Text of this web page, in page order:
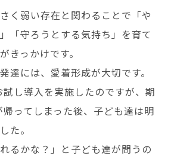
く弱い存在と関わることで「や
「守ろうとする気持ち」を育て
きっかけです。
達には、愛着形成が大切です。
し導入を実施したのですが、期
ってしまった後、子ども達は明
た。
るかな？」と子ども達が問うの